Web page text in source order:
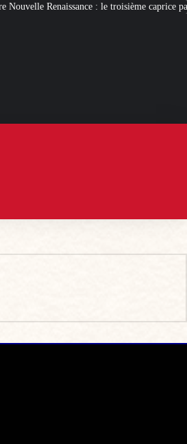
caprice patrimonial de Macron